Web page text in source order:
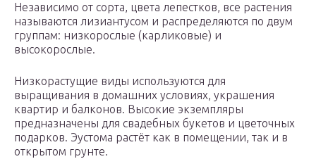
Независимо от сорта, цвета лепестков, все растения
называются лизиантусом и распределяются по двум
группам: низкорослые (карликовые) и
высокорослые.
Низкорастущие виды используются для
выращивания в домашних условиях, украшения
квартир и балконов. Высокие экземпляры
предназначены для свадебных букетов и цветочных
подарков. Эустома растёт как в помещении, так и в
открытом грунте.